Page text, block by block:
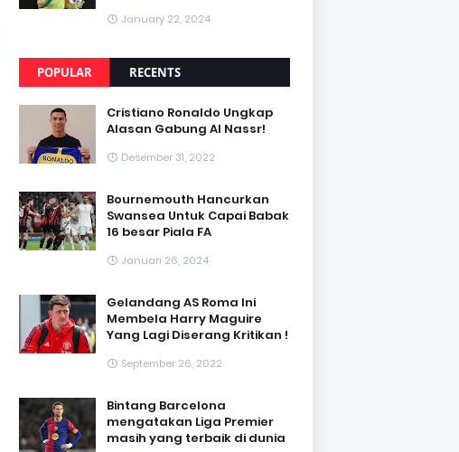
January 22, 2024
POPULAR RECENTS
Cristiano Ronaldo Ungkap
Alasan Gabung Al Nassr!
Desember 31, 2022
Bournemouth Hancurkan
Swansea Untuk Capai Babak
16 besar Piala FA
Januari 26, 2024
Gelandang AS Roma Ini
Membela Harry Maguire
Yang Lagi Diserang Kritikan !
September 26, 2022
Bintang Barcelona
mengatakan Liga Premier
masih yang terbaik di dunia